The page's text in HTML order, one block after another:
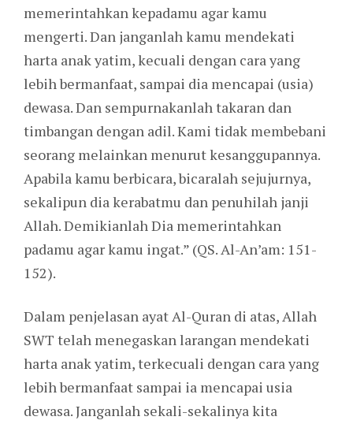
memerintahkan kepadamu agar kamu
mengerti. Dan janganlah kamu mendekati
harta anak yatim, kecuali dengan cara yang
lebih bermanfaat, sampai dia mencapai (usia)
dewasa. Dan sempurnakanlah takaran dan
timbangan dengan adil. Kami tidak membebani
seorang melainkan menurut kesanggupannya.
Apabila kamu berbicara, bicaralah sejujurnya,
sekalipun dia kerabatmu dan penuhilah janji
Allah. Demikianlah Dia memerintahkan
padamu agar kamu ingat.” (QS. Al-An’am: 151-
152).
Dalam penjelasan ayat Al-Quran di atas, Allah
SWT telah menegaskan larangan mendekati
harta anak yatim, terkecuali dengan cara yang
lebih bermanfaat sampai ia mencapai usia
dewasa. Janganlah sekali-sekalinya kita